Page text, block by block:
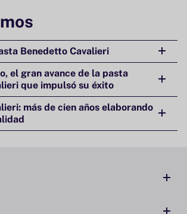
Benedetto Cavalieri
el gran avance de la pasta
que impulsó su éxito
más de cien años elaborando